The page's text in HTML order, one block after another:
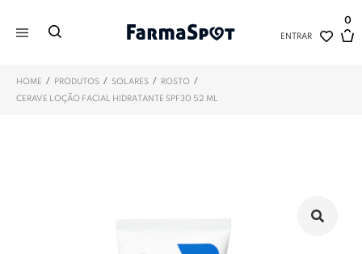
ENTRAR
0
HOME / PRODUTOS / SOLARES / ROSTO /
CERAVE LOÇÃO FACIAL HIDRATANTE SPF30 52 ML